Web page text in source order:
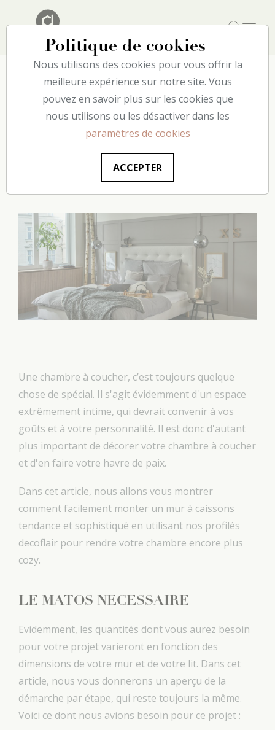
Faites passer votre chambre à
coucher au niveau supérieur -
Mur à caissons DIY avec
decoflair
Une chambre à coucher, c’est toujours quelque
chose de spécial. Il s'agit évidemment d'un espace
extrêmement intime, qui devrait convenir à vos
goûts et à votre personnalité. Il est donc d'autant
plus important de décorer votre chambre à coucher
et d'en faire votre havre de paix.
Dans cet article, nous allons vous montrer
comment facilement monter un mur à caissons
tendance et sophistiqué en utilisant nos profilés
decoflair pour rendre votre chambre encore plus
cozy.
LE MATOS NECESSAIRE
Evidemment, les quantités dont vous aurez besoin
pour votre projet varieront en fonction des
dimensions de votre mur et de votre lit. Dans cet
article, nous vous donnerons un aperçu de la
démarche par étape, qui reste toujours la même.
Voici ce dont nous avions besoin pour ce projet :
Politique de cookies
Nous utilisons des cookies pour vous offrir la
meilleure expérience sur notre site. Vous
pouvez en savoir plus sur les cookies que
nous utilisons ou les désactiver dans les
paramètres de cookies
ACCEPTER